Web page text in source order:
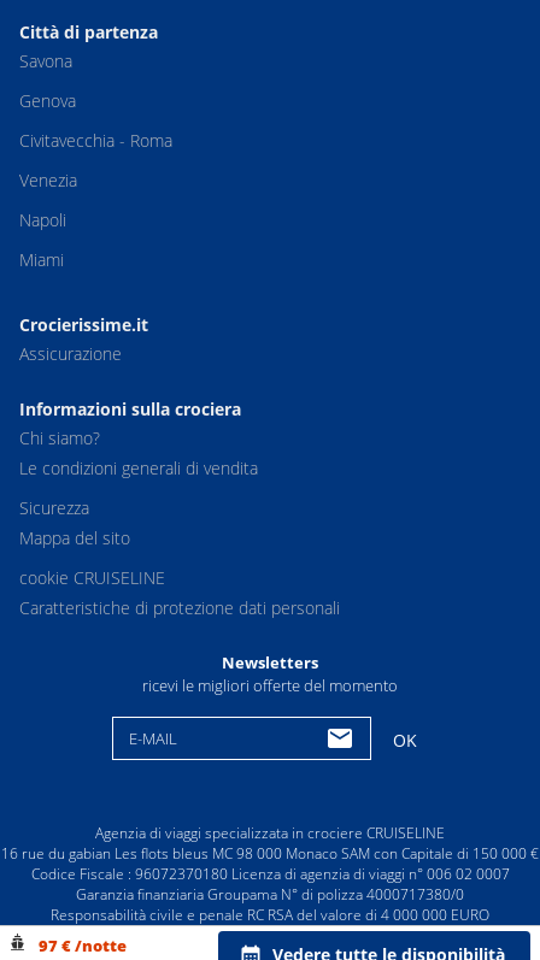
97 € /notte Vedere tutte le disponibilità
Città di partenza
Savona
Genova
Civitavecchia - Roma
Venezia
Napoli
Miami
Crocierissime.it
Assicurazione
Informazioni sulla crociera
Chi siamo?
Le condizioni generali di vendita
Sicurezza
Mappa del sito
cookie CRUISELINE
Caratteristiche di protezione dati personali
Newsletters
ricevi le migliori offerte del momento
E-MAIL OK
Agenzia di viaggi specializzata in crociere CRUISELINE
16 rue du gabian Les flots bleus MC 98 000 Monaco SAM con Capitale di 150 000 €
Codice Fiscale : 96072370180 Licenza di agenzia di viaggi n° 006 02 0007
Garanzia finanziaria Groupama N° di polizza 4000717380/0
Responsabilità civile e penale RC RSA del valore di 4 000 000 EURO
© CRUISELINE 2026 - all rights reserved